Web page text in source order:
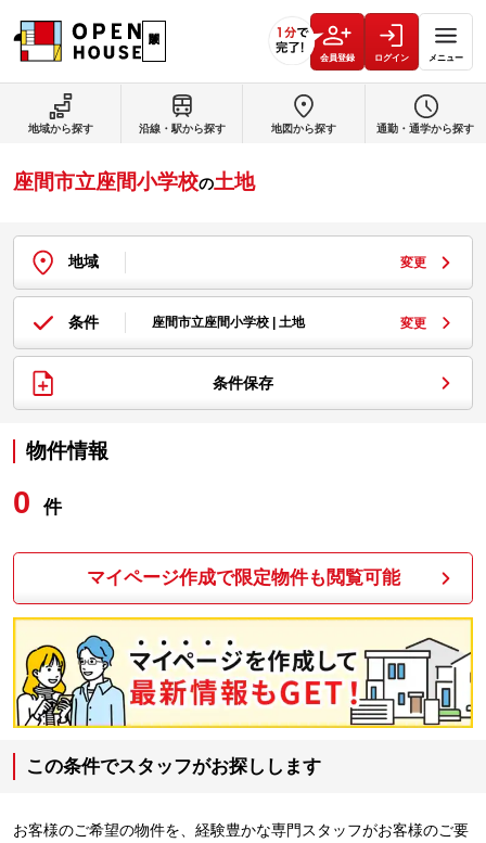
会員登録 ログイン メニュー
座間市立座間小学校の土地
地域 変更
条件 座間市立座間小学校 | 土地 変更
条件保存
物件情報
0 件
マイページ作成で限定物件も閲覧可能
この条件でスタッフがお探しします
お客様のご希望の物件を、経験豊かな専門スタッフがお客様のご要
地域から探す 沿線・駅から探す 地図から探す 通勤・通学から探す